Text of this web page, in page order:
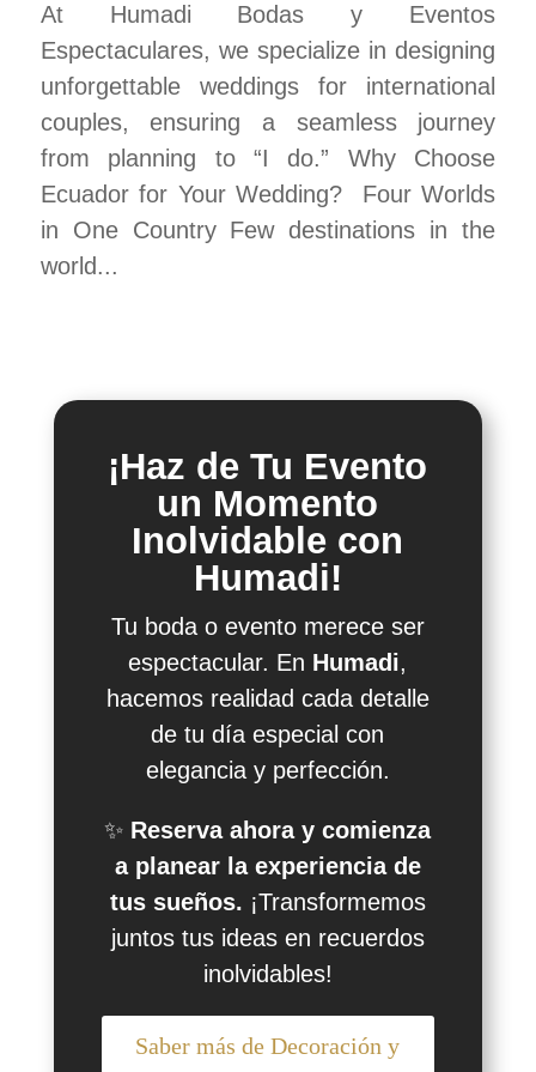
At Humadi Bodas y Eventos
Espectaculares, we specialize in designing
unforgettable weddings for international
couples, ensuring a seamless journey
from planning to “I do.” Why Choose
Ecuador for Your Wedding? Four Worlds
in One Country Few destinations in the
world...
¡Haz de Tu Evento
un Momento
Inolvidable con
Humadi!
Tu boda o evento merece ser
espectacular. En Humadi,
hacemos realidad cada detalle
de tu día especial con
elegancia y perfección.
✨ Reserva ahora y comienza
a planear la experiencia de
tus sueños. ¡Transformemos
juntos tus ideas en recuerdos
inolvidables!
Saber más de Decoración y